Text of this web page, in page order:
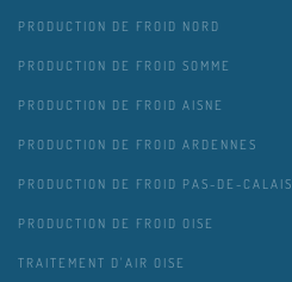
PRODUCTION DE FROID NORD
PRODUCTION DE FROID SOMME
PRODUCTION DE FROID AISNE
PRODUCTION DE FROID ARDENNES
PRODUCTION DE FROID PAS-DE-CALAIS
PRODUCTION DE FROID OISE
TRAITEMENT D'AIR OISE